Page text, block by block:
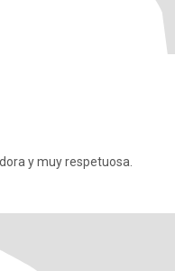
y muy respetuosa.